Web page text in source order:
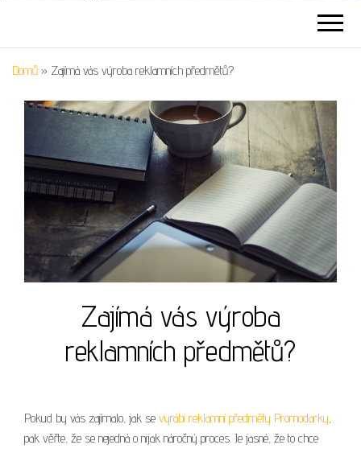
Domů » Zajímá vás výroba reklamních předmětů?
Zajímá vás výroba
reklamních předmětů?
Pokud by vás zajímalo, jak se vyrábí reklamní předměty Promodarky,
pak věřte, že se nejedná o nijak náročný proces. Je jasné, že to chce